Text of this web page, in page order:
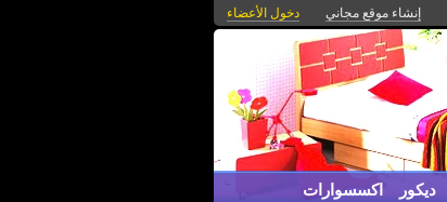
إنشاء موقع مجاني دخول الأعضاء
ديكور اكسسوارات